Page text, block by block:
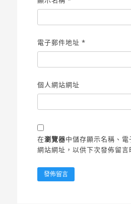
電子郵件地址*
個人網站網址
在瀏覽器中儲存顯示名稱、
網站網址，以供下次發佈留言